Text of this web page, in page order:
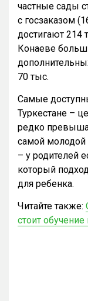
частные сады
с госзаказом
достигают 214
Конаеве
70 тыс.
Самые
Туркестане –
редко
самой молодой
– у родителей
который
для ребенка.
Читайте также:
стоит